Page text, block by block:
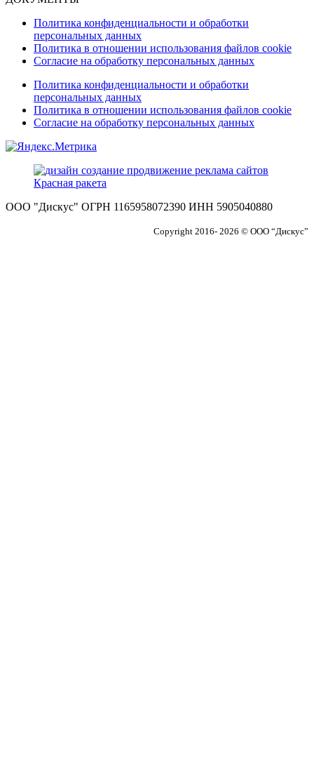
Политика конфиденциальности и обработки
персональных данных
Политика в отношении использования файлов cookie
Согласие на обработку персональных данных
Политика конфиденциальности и обработки
персональных данных
Политика в отношении использования файлов cookie
Согласие на обработку персональных данных
ООО "Дискус" ОГРН 1165958072390 ИНН 5905040880
Copyright 2016- 2026 © ООО “Дискус”